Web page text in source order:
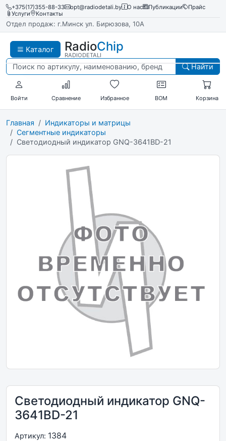
+375(17)355-88-33 opt@radiodetali.by О нас Публикации
Прайс
Услуги
Контакты
Отдел продаж: г.Минск ул. Бирюзова, 10А
Каталог RadioChip
RADIODETALI
Найти
Войти Сравнение Избранное BOM Корзина
Главная
Индикаторы и матрицы
Сегментные индикаторы
Светодиодный индикатор GNQ-3641BD-21
Светодиодный индикатор GNQ-
3641BD-21
Артикул: 1384